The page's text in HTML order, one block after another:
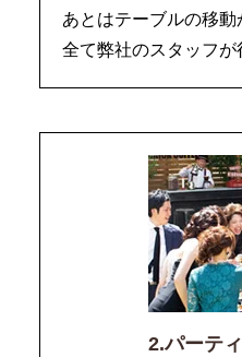
あとはテーブルの移
全て弊社のスタッフが
2.パーテ